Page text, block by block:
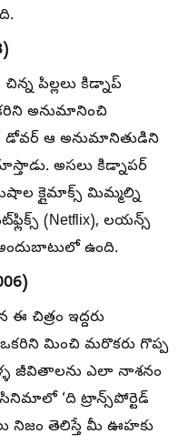
చిన్న పిల్లలు కిడ్నాప్
అనుమానించి
డోవర్ ఆ అనుమానితుడిని
అసలు కిడ్నాపర్
క్లైమాక్స్ మిమ్మల్ని
(Netflix), లయన్స్
ఉంది.
చిత్రం ఇద్దరు
మించి మరొకరు గొప్ప
జీవితాలను ఎలా నాశనం
‘ది ట్రాన్స్‌పోర్టెడ్
నిజం తెలిస్తే మీ ఊహకు